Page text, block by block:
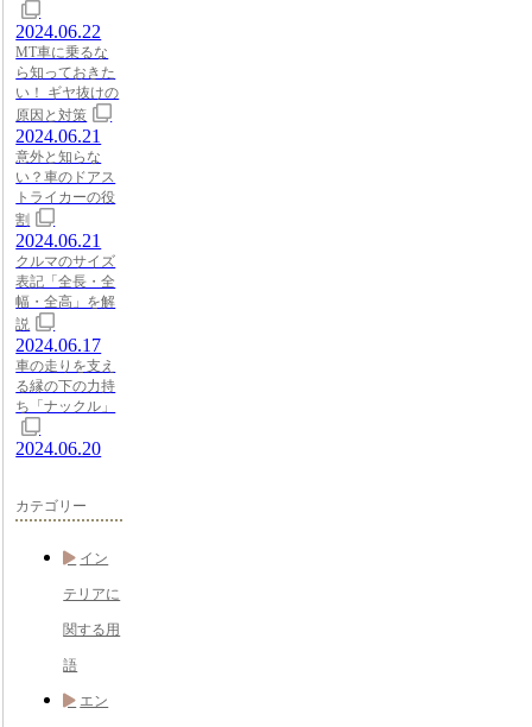
2024.06.22
MT車に乗るな
ら知っておきた
い！ ギヤ抜けの
原因と対策
2024.06.21
意外と知らな
い？車のドアス
トライカーの役
割
2024.06.21
クルマのサイズ
表記「全長・全
幅・全高」を解
説
2024.06.17
車の走りを支え
る縁の下の力持
ち「ナックル」
2024.06.20
カテゴリー
イン
テリアに
関する用
語
エン